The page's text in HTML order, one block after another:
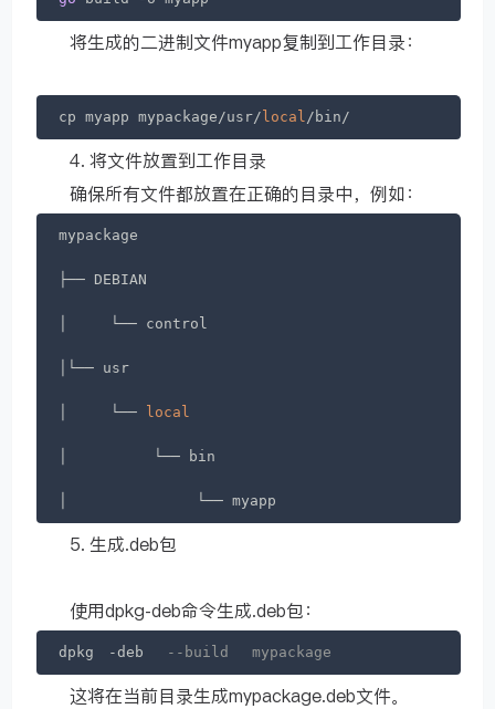
将生成的二进制文件myapp复制到工作目录：
cp myapp mypackage/usr/ local/bin/
4. 将文件放置到工作目录
确保所有文件都放置在正确的目录中，例如：
mypackage
├── DEBIAN
│　　　└── control
│└── usr
│　　　└── local
│　　　　　　└── bin
│　　　　　　　　　└── myapp
5. 生成.deb包
使用dpkg-deb命令生成.deb包：
dpkg　-deb --build 　mypackage
这将在当前目录生成mypackage.deb文件。